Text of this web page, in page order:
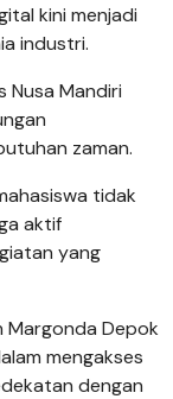
kini menjadi
industri.
Nusa Mandiri
zaman.
tidak
aktif
yang
Margonda Depok
mengakses
dengan